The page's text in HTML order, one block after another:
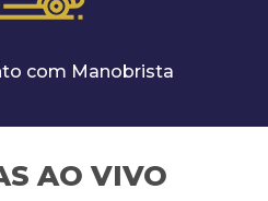
com Manobrista
AO VIVO